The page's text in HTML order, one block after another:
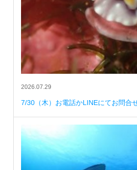
2026.07.29
7/30（木）お電話かLINEにてお問合